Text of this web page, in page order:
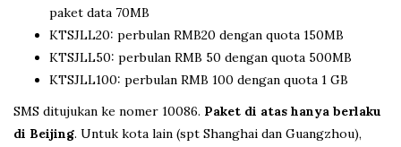
paket data 70MB
KTSJLL20: perbulan RMB20 dengan quota 150MB
KTSJLL50: perbulan RMB 50 dengan quota 500MB
KTSJLL100: perbulan RMB 100 dengan quota 1 GB
SMS ditujukan ke nomer 10086. Paket di atas hanya berlaku
di Beijing. Untuk kota lain (spt Shanghai dan Guangzhou),